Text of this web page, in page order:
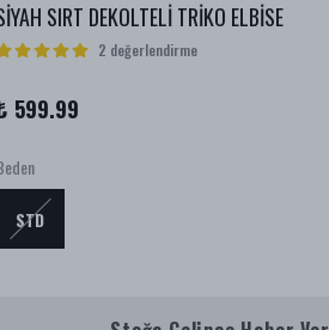
SIRT DEKOLTELİ TRİKO ELBİSE
2 değerlendirme
599.99
STD